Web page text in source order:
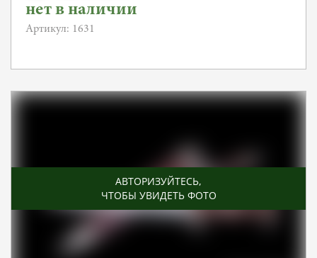
нет в наличии
Артикул: 1631
АВТОРИЗУЙТЕСЬ,
ЧТОБЫ УВИДЕТЬ ФОТО